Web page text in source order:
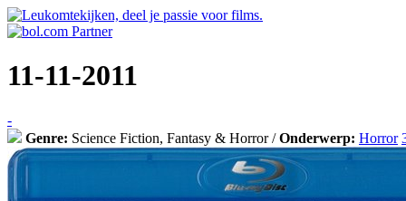
11-11-2011
-
Genre: Science Fiction, Fantasy & Horror /Onderwerp: Horror